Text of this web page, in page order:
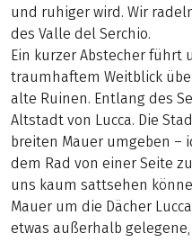
und ruhiger wird. Wir
des Valle del Serchio.
Ein kurzer Abstecher führt
traumhaftem Weitblick
alte Ruinen. Entlang des
Altstadt von Lucca. Die
breiten Mauer umgeben –
dem Rad von einer Seite
uns kaum sattsehen
Mauer um die Dächer
etwas außerhalb